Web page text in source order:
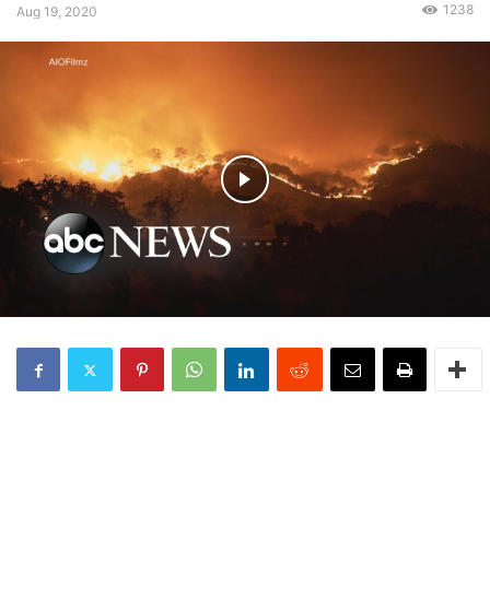
Aug 19, 2020 1238